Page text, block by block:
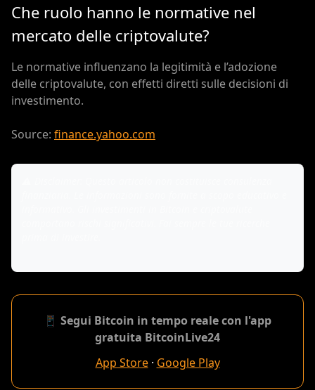
Che ruolo hanno le normative nel
mercato delle criptovalute?
Le normative influenzano la legitimità e l’adozione
delle criptovalute, con effetti diretti sulle decisioni di
investimento.
Source: finance.yahoo.com
📱 Segui Bitcoin in tempo reale con l'app
gratuita BitcoinLive24
App Store· Google Play